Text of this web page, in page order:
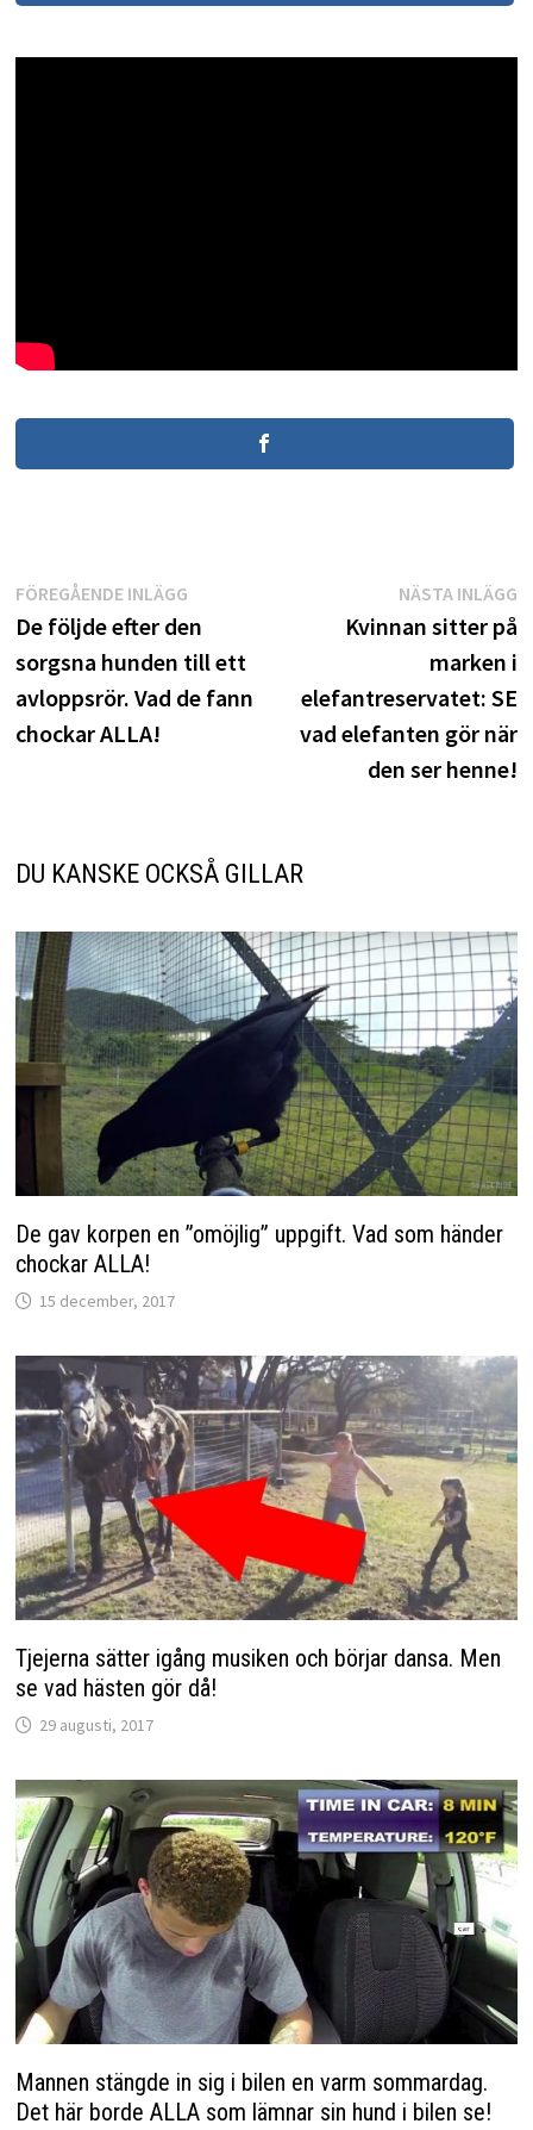
Inläggsnavigering
FÖREGÅENDE INLÄGGFöregående
inlägg:
De följde efter den
sorgsna hunden till ett
avloppsrör. Vad de fann
chockar ALLA!
NÄSTA INLÄGG
Kvinnan sitter på
marken i
elefantreservatet: SE
vad elefanten gör när
den ser henne!
DU KANSKE OCKSÅ GILLAR
De gav korpen en ”omöjlig” uppgift. Vad som händer
chockar ALLA!
15 december, 2017
Tjejerna sätter igång musiken och börjar dansa. Men
se vad hästen gör då!
29 augusti, 2017
Mannen stängde in sig i bilen en varm sommardag.
Det här borde ALLA som lämnar sin hund i bilen se!